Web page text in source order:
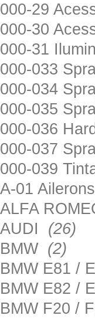
000-29
000-30
000-31
000-033
000-034
000-035
000-036
000-037
000-039
A-01
ALFA
AUDI (26)
BMW (2)
BMW E81 /
BMW E82 /
BMW F20 /